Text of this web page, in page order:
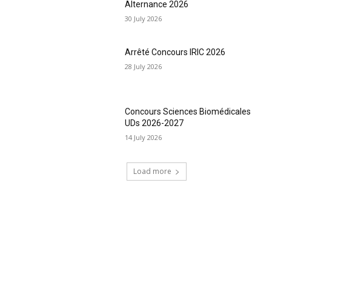
Alternance 2026
30 July 2026
Arrêté Concours IRIC 2026
28 July 2026
Concours Sciences Biomédicales
UDs 2026-2027
14 July 2026
Load more